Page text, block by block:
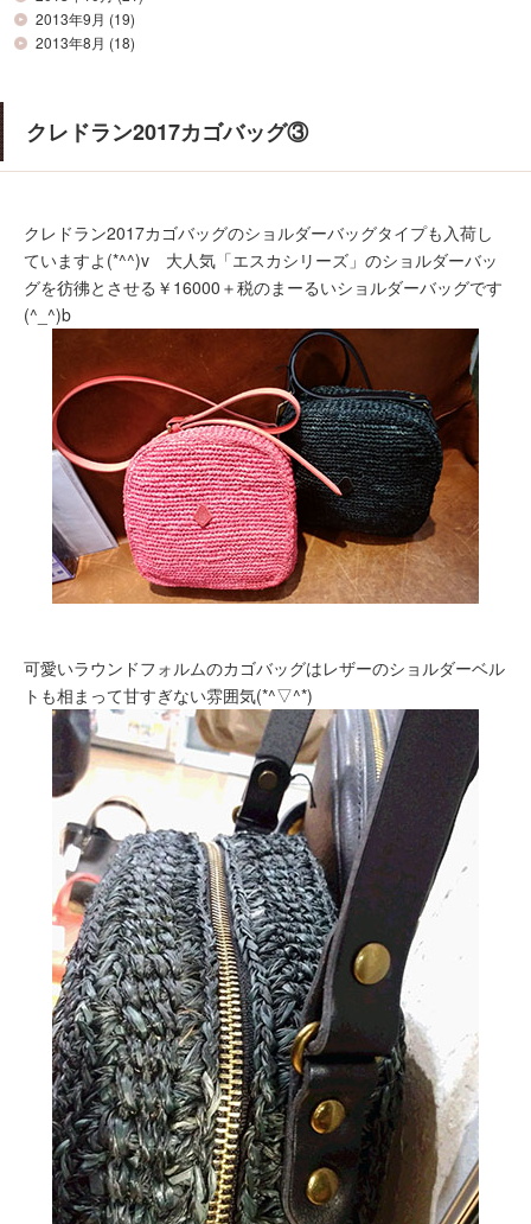
2013年9月 (19)
2013年8月 (18)
クレドラン2017カゴバッグ③
クレドラン2017カゴバッグのショルダーバッグタイプも入荷し
ていますよ(*^^)v 大人気「エスカシリーズ」のショルダーバッ
グを彷彿とさせる￥16000＋税のまーるいショルダーバッグです
(^_^)b
可愛いラウンドフォルムのカゴバッグはレザーのショルダーベル
トも相まって甘すぎない雰囲気(*^▽^*)